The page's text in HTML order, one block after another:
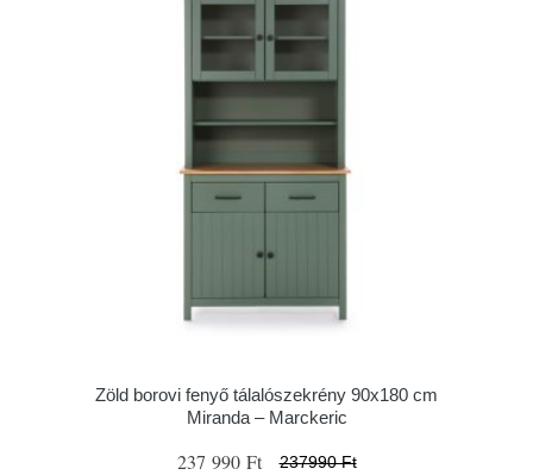
Zöld borovi fenyő tálalószekrény 90x180 cm
Miranda – Marckeric
237 990 Ft 237990 Ft